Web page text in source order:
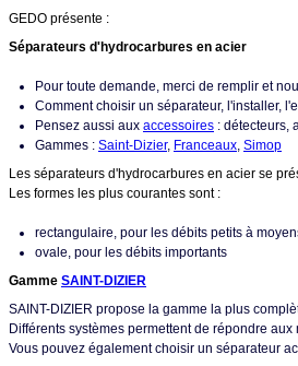
GEDO présente :
Séparateurs d'hydrocarbures en acier
Pour toute demande, merci de remplir et
Comment choisir un séparateur, l'installer,
Pensez aussi aux accessoires : détecteurs,
Gammes : Saint-Dizier, Franceaux, Simop
Les séparateurs d'hydrocarbures en acier se
Les formes les plus courantes sont :
rectangulaire, pour les débits petits à
ovale, pour les débits importants
Gamme SAINT-DIZIER
SAINT-DIZIER propose la gamme la plus
Différents systèmes permettent de répondre
Vous pouvez également choisir un séparateur